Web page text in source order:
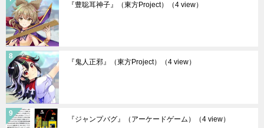
『豊聡耳神子』（東方Project） （4 view）
『鬼人正邪』（東方Project） （4 view）
『ジャンプバグ』（アーケードゲーム） （4 view）